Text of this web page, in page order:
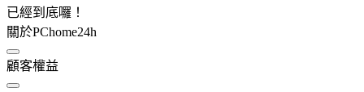
已經到底囉！
關於PChome24h
顧客權益